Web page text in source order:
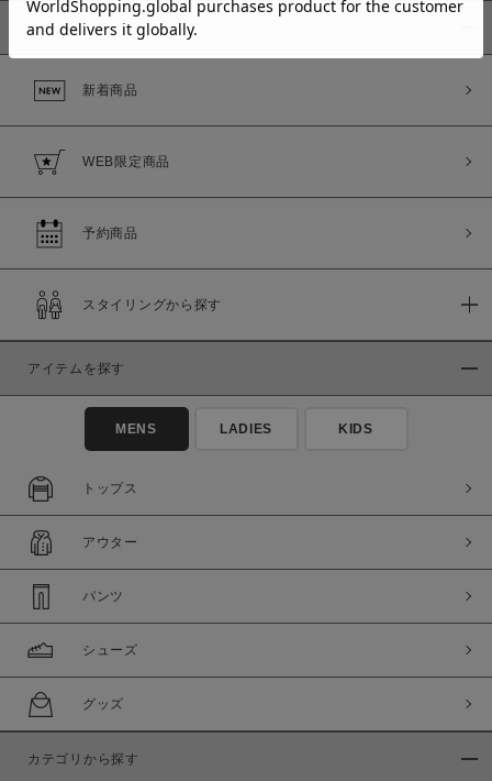
価格
～
商品タイプ
在庫
ピックアップ
新着商品
WEB限定商品
予約商品
スタイリングから探す
アイテムを探す
MENS LADIES KIDS
トップス
アウター
パンツ
シューズ
グッズ
カテゴリから探す